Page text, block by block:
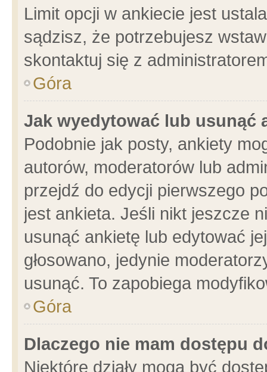
Limit opcji w ankiecie jest
sądzisz, że potrzebujesz
skontaktuj się z
Góra
Jak wyedytować lub usunąć
Podobnie jak posty, ankiety
autorów, moderatorów lub
przejdź do edycji pierwszego
jest ankieta. Jeśli nikt jeszcze
usunąć ankietę lub edytować
głosowano, jedynie
usunąć. To zapobiega
Góra
Dlaczego nie mam dostępu
Niektóre działy mogą być